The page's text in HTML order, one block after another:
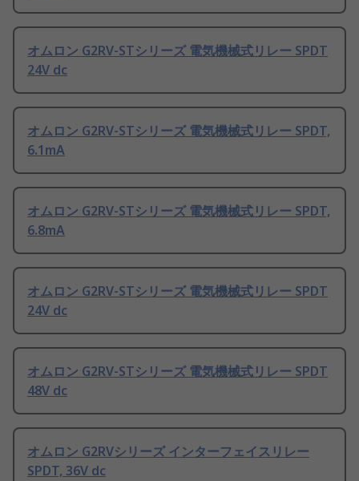
オムロン G2RV-STシリーズ 電気機械式リレー SPDT
24V dc
オムロン G2RV-STシリーズ 電気機械式リレー SPDT,
6.1mA
オムロン G2RV-STシリーズ 電気機械式リレー SPDT,
6.8mA
オムロン G2RV-STシリーズ 電気機械式リレー SPDT
24V dc
オムロン G2RV-STシリーズ 電気機械式リレー SPDT
48V dc
オムロン G2RVシリーズ インターフェイスリレー
SPDT, 36V dc